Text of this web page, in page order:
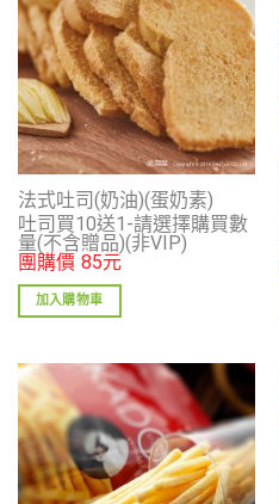
法式吐司(奶油)(蛋奶素)
吐司買10送1-請選擇購買數
量(不含贈品)(非VIP)
團購價 85元
加入購物車